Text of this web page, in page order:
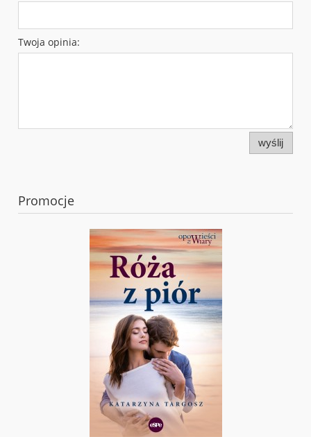
Twoja opinia:
wyślij
Promocje